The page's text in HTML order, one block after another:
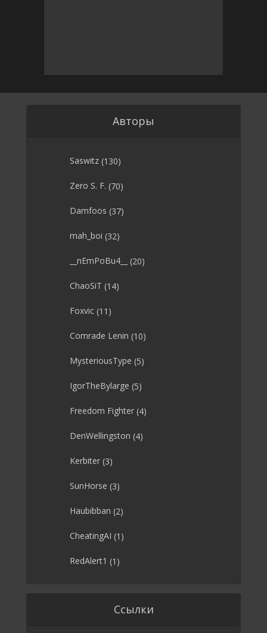
Авторы
Saswitz (130)
Zero S. F. (70)
Damfoos (37)
mah_boi (32)
__nEmPoBu4__ (20)
ChaoSiT (14)
Foxvic (11)
Comrade Lenin (10)
MysteriousType (5)
IgorTheBylarge (5)
Freedom Fighter (4)
DenWellingston (4)
Kerbiter (3)
SunHorse (3)
Haubibban (2)
CheatingAI (1)
RedAlert1 (1)
Ссылки